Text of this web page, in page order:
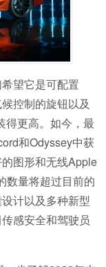
望它是可配置
控制的旋钮以及
得更高。如今，最
和Odyssey中获
图形和无线Apple
数量将超过目前的
计以及多种新型
感安全和驾驶员